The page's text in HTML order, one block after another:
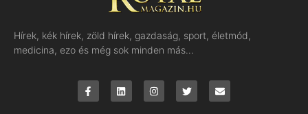
Hírek, kék hírek, zöld hírek, gazdaság, sport, életmód,
medicina, ezo és még sok minden más…